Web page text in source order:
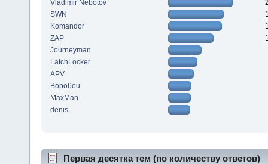
Vladimir Nebotov
SWN
Komandor
ZAP
Journeyman
LatchLocker
APV
Bopo6eu
MaxMan
denis
Первая десятка тем (по количеству ответов)